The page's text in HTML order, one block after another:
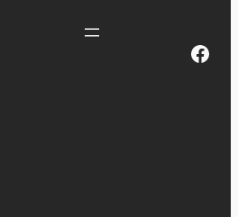
Facebook